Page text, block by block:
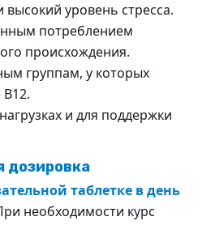
уровень стресса.
потреблением
происхождения.
группам, у которых
и для поддержки
дозировка
таблетке в день
необходимости курс